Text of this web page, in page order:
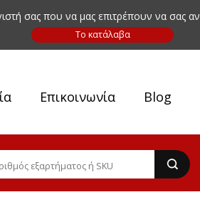
σας που να μας επιτρέπουν να σας
Επικοινωνία Blog